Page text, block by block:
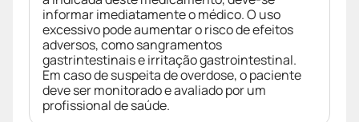
informar imediatamente o médico. O uso
excessivo pode aumentar o risco de efeitos
adversos, como sangramentos
gastrintestinais e irritação gastrointestinal.
Em caso de suspeita de overdose, o paciente
deve ser monitorado e avaliado por um
profissional de saúde.